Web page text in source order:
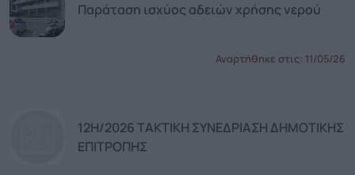
Παράταση ισχύος αδειών χρήσης νερού
Αναρτήθηκε στις: 11/05/26
12Η/2026 ΤΑΚΤΙΚΗ ΣΥΝΕΔΡΙΑΣΗ ΔΗΜΟΤΙΚΗΣ
ΕΠΙΤΡΟΠΗΣ